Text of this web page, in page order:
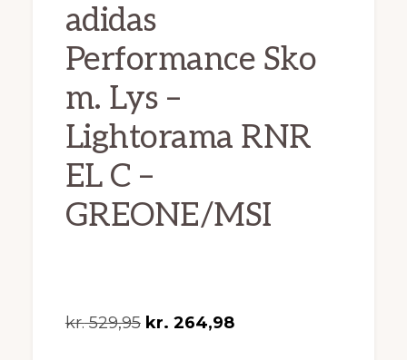
adidas
Performance Sko
m. Lys –
Lightorama RNR
EL C –
GREONE/MSI
kr.529,95 Den
kr. 264,98Den